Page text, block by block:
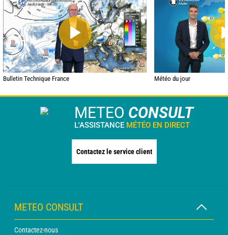
Bulletin Technique France Météo du jour
METEO CONSULT
L'ASSISTANCE MÉTÉO EN DIRECT
Contactez le service client
METEO CONSULT
Contactez-nous